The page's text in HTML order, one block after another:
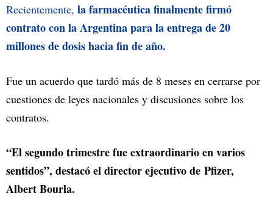
Recientemente, la farmacéutica finalmente firmó
contrato con la Argentina para la entrega de 20
millones de dosis hacia fin de año.
Fue un acuerdo que tardó más de 8 meses en cerrarse por
cuestiones de leyes nacionales y discusiones sobre los
contratos.
“El segundo trimestre fue extraordinario en varios
sentidos”, destacó el director ejecutivo de Pfizer,
Albert Bourla.